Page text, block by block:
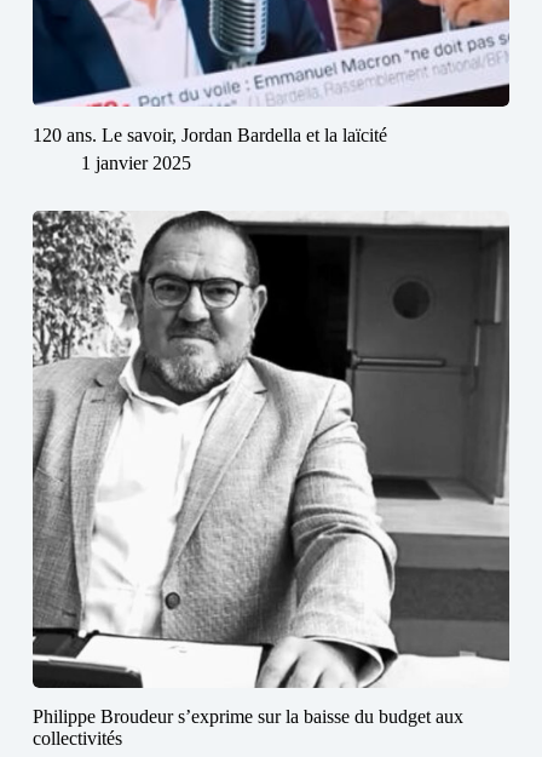
120 ans. Le savoir, Jordan Bardella et la laïcité
1 janvier 2025
Philippe Broudeur s’exprime sur la baisse du budget aux
collectivités